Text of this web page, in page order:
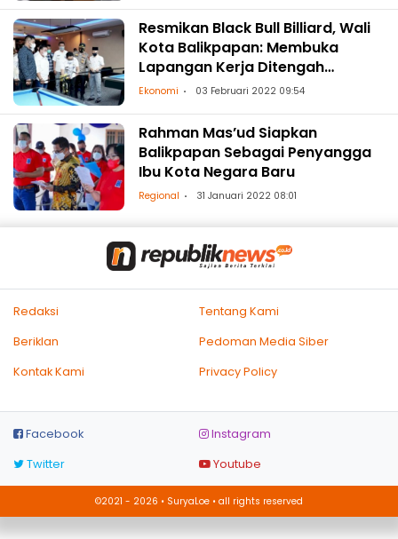
Resmikan Black Bull Billiard, Wali
Kota Balikpapan: Membuka
Lapangan Kerja Ditengah
Pandemi
Ekonomi 03 Februari 2022 09:54
Rahman Mas’ud Siapkan
Balikpapan Sebagai Penyangga
Ibu Kota Negara Baru
Regional 31 Januari 2022 08:01
Redaksi
Tentang Kami
Beriklan
Pedoman Media Siber
Kontak Kami
Privacy Policy
Facebook
Instagram
Twitter
Youtube
©2021 - 2026 • SuryaLoe • all rights reserved